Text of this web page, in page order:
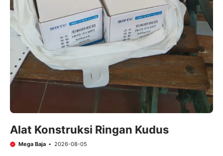
Alat Konstruksi Ringan Kudus
Mega Baja 2026-08-05